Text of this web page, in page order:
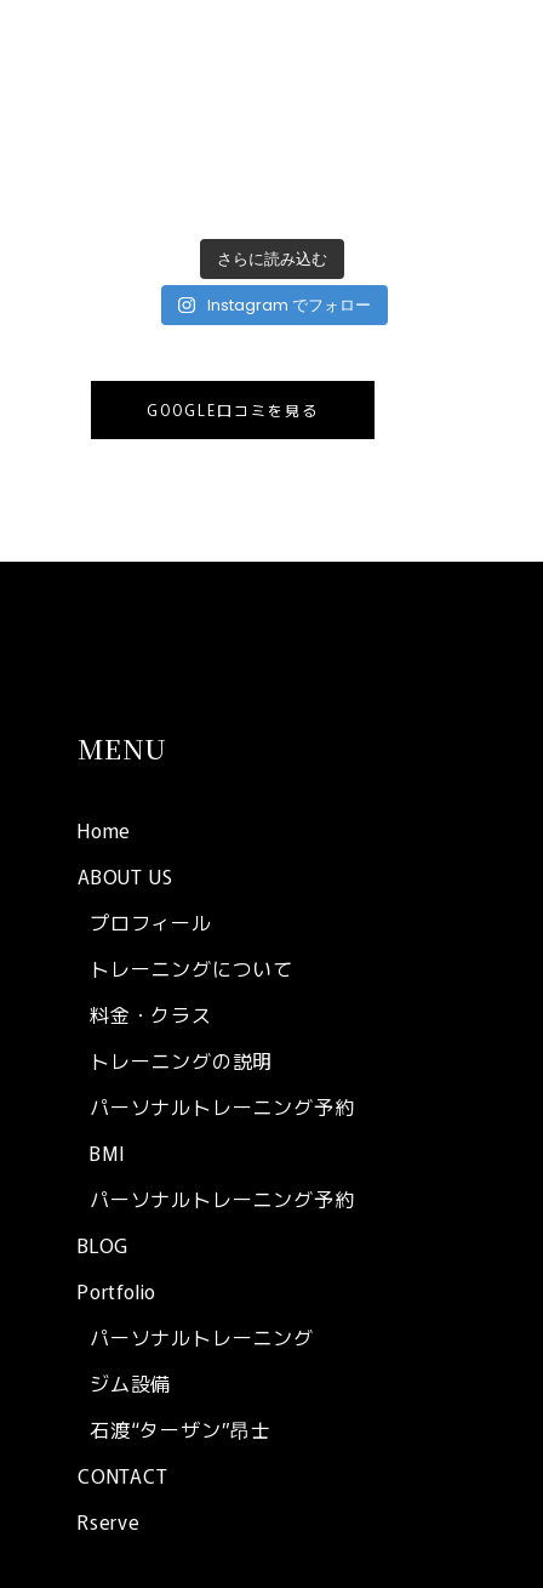
さらに読み込む
Instagram でフォロー
GOOGLE口コミを見る
MENU
Home
ABOUT US
プロフィール
トレーニングについて
料金・クラス
トレーニングの説明
パーソナルトレーニング予約
BMI
パーソナルトレーニング予約
BLOG
Portfolio
パーソナルトレーニング
ジム設備
石渡“ターザン”昂士
CONTACT
Rserve